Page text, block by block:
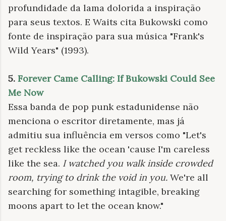
profundidade da lama dolorida a inspiração
para seus textos. E Waits cita Bukowski como
fonte de inspiração para sua música "Frank's
Wild Years" (1993).
5. Forever Came Calling: If Bukowski Could See
Me Now
Essa banda de pop punk estadunidense não
menciona o escritor diretamente, mas já
admitiu sua influência em versos como "Let's
get reckless like the ocean 'cause I'm careless
like the sea. I watched you walk inside crowded
room, trying to drink the void in you. We're all
searching for something intagible, breaking
moons apart to let the ocean know."